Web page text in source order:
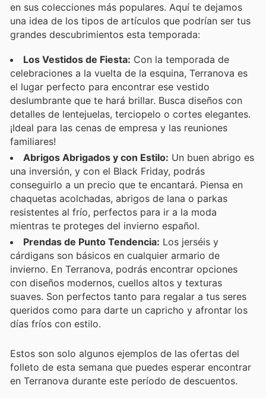
en sus colecciones más populares. Aquí te dejamos
una idea de los tipos de artículos que podrían ser tus
grandes descubrimientos esta temporada:
Los Vestidos de Fiesta: Con la temporada de
celebraciones a la vuelta de la esquina, Terranova es
el lugar perfecto para encontrar ese vestido
deslumbrante que te hará brillar. Busca diseños con
detalles de lentejuelas, terciopelo o cortes elegantes.
¡Ideal para las cenas de empresa y las reuniones
familiares!
Abrigos Abrigados y con Estilo: Un buen abrigo es
una inversión, y con el Black Friday, podrás
conseguirlo a un precio que te encantará. Piensa en
chaquetas acolchadas, abrigos de lana o parkas
resistentes al frío, perfectos para ir a la moda
mientras te proteges del invierno español.
Prendas de Punto Tendencia: Los jerséis y
cárdigans son básicos en cualquier armario de
invierno. En Terranova, podrás encontrar opciones
con diseños modernos, cuellos altos y texturas
suaves. Son perfectos tanto para regalar a tus seres
queridos como para darte un capricho y afrontar los
días fríos con estilo.
Estos son solo algunos ejemplos de las ofertas del
folleto de esta semana que puedes esperar encontrar
en Terranova durante este período de descuentos.